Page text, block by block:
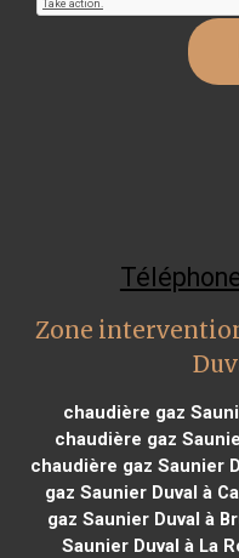
Zone
chaudière gaz
chaudière gaz
chaudière gaz Saunier
gaz Saunier Duval à
gaz Saunier Duval à
Saunier Duval à La